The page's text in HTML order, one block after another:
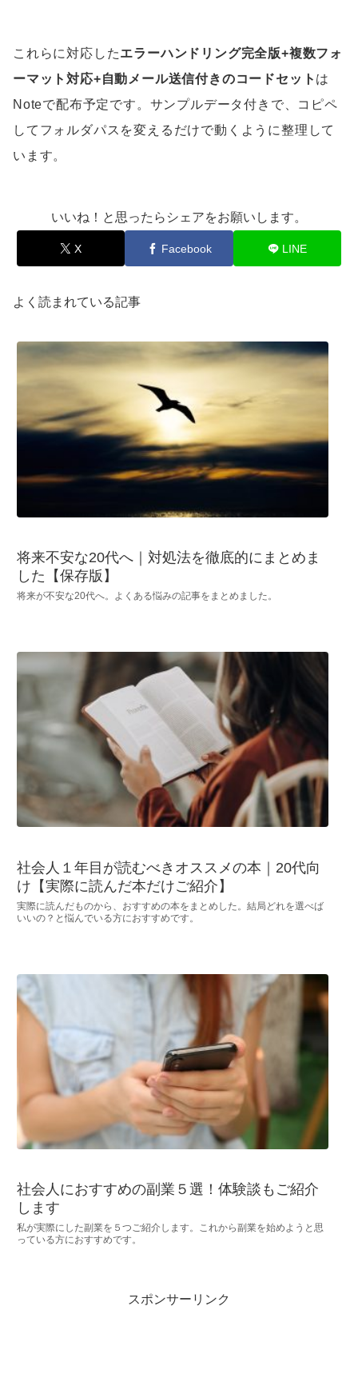
これらに対応したエラーハンドリング完全版+複数フォ
ーマット対応+自動メール送信付きのコードセット は
Noteで配布予定です。サンプルデータ付きで、コピペ
してフォルダパスを変えるだけで動くように整理して
います。
いいね！と思ったらシェアをお願いします。
X Facebook LINE
よく読まれている記事
将来不安な20代へ｜対処法を徹底的にまとめま
した【保存版】
将来が不安な20代へ。よくある悩みの記事をまとめました。
社会人１年目が読むべきオススメの本｜20代向
け【実際に読んだ本だけご紹介】
実際に読んだものから、おすすめの本をまとめした。結局どれを選べば
いいの？と悩んでいる方におすすめです。
社会人におすすめの副業５選！体験談もご紹介
します
私が実際にした副業を５つご紹介します。これから副業を始めようと思
っている方におすすめです。
スポンサーリンク